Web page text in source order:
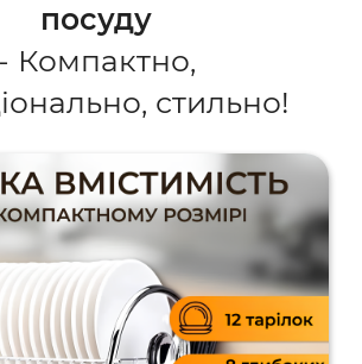
посуду
- Компактно,
стильно!